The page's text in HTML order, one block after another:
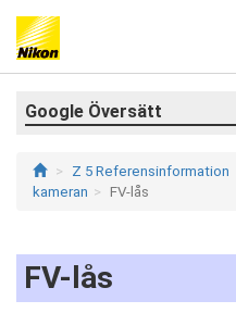
Google Översätt
Z 5 Referensinformation
kameran
FV-lås
FV-lås